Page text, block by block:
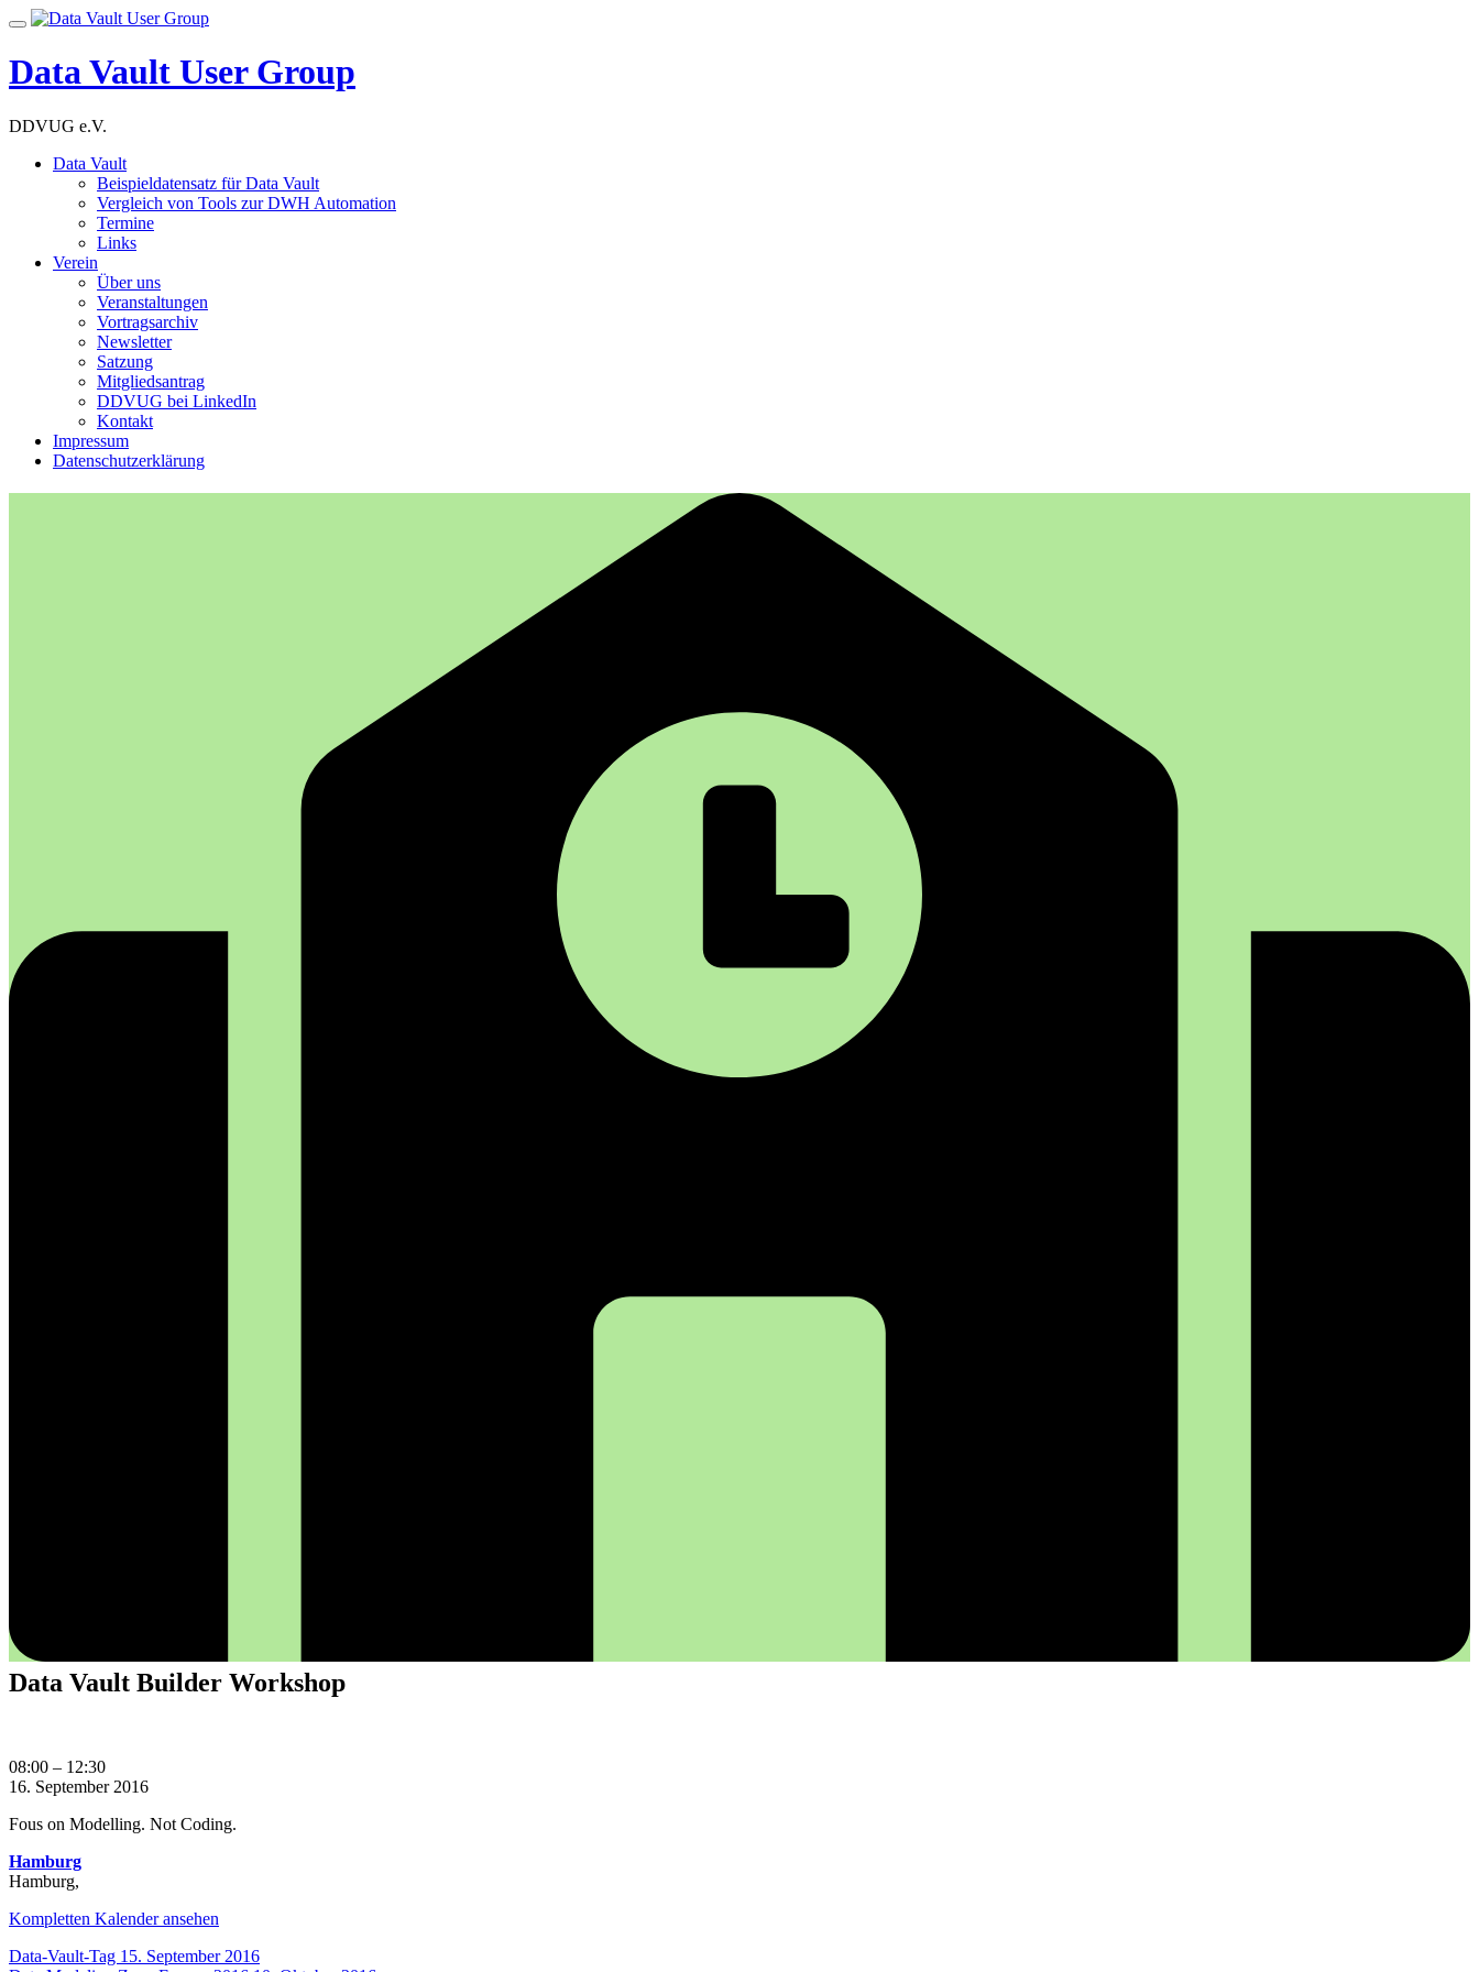
Skip
content
Toggle
Data Vault User Group
DDVUG e.V.
Data Vault
Beispieldatensatz für Data Vault
Vergleich von Tools zur DWH Automation
Termine
Links
Verein
Über uns
Veranstaltungen
Vortragsarchiv
Newsletter
Satzung
Mitgliedsantrag
DDVUG bei LinkedIn
Kontakt
Impressum
Datenschutzerklärung
Data Vault Builder Workshop
Data
Vault
Workshop
08:00 – 12:30
16. September 2016
Fous on Modelling. Not Coding.
Hamburg
Hamburg,
Kompletten Kalender ansehen
Beitragsnavigation
Data-Vault-Tag 15. September 2016